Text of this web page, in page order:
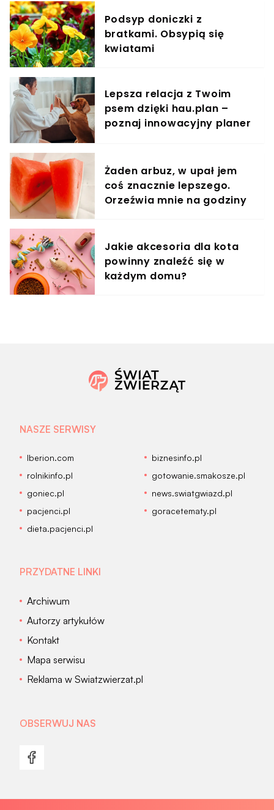
Podsyp doniczki z
bratkami. Obsypią się
kwiatami
Lepsza relacja z Twoim
psem dzięki hau.plan –
poznaj innowacyjny planer
Żaden arbuz, w upał jem
coś znacznie lepszego.
Orzeźwia mnie na godziny
Jakie akcesoria dla kota
powinny znaleźć się w
każdym domu?
NASZE SERWISY
Iberion.com
biznesinfo.pl
rolnikinfo.pl
gotowanie.smakosze.pl
goniec.pl
news.swiatgwiazd.pl
pacjenci.pl
goracetematy.pl
dieta.pacjenci.pl
PRZYDATNE LINKI
Archiwum
Autorzy artykułów
Kontakt
Mapa serwisu
Reklama w Swiatzwierzat.pl
OBSERWUJ NAS